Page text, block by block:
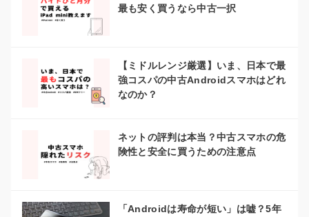
最も安く買うなら中古一択
【ミドルレンジ厳選】いま、日本で最
強コスパの中古Androidスマホはどれ
なのか？
ネットの評判は本当？中古スマホの危
険性と安全に買うための注意点
「Androidは寿命が短い」は嘘？5年